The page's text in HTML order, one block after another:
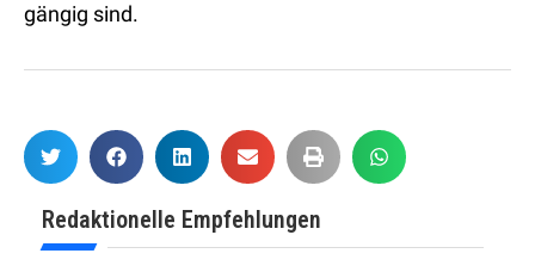
gängig sind.
Redaktionelle Empfehlungen